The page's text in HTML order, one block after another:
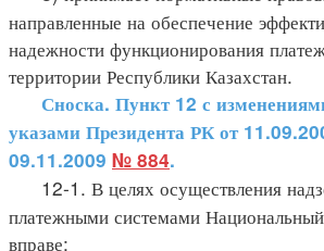
направленные на обеспечение
надежности функционирования
территории Республики Казахстан.
Сноска. Пункт 12 с
указами Президента РК от
09.11.2009 № 884.
12-1. В целях осуществления
платежными системами
вправе: